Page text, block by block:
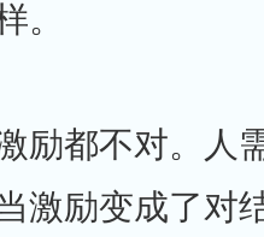
。
励都不对。人
激励变成了对